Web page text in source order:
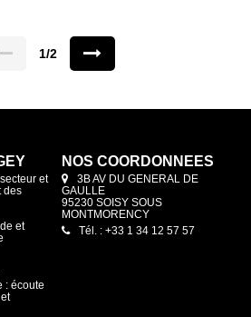
indépendante comprenant : pièce
et salle d'eau +wc. Chambre en
profession libéral, rendement locatif ou
1/2
et
des
et
: écoute
NOS COORDONNÉES
3B AV DU GENERAL DE
GAULLE
95230 SOISY SOUS
MONTMORENCY
Tél. : +33 1 34 12 57 57